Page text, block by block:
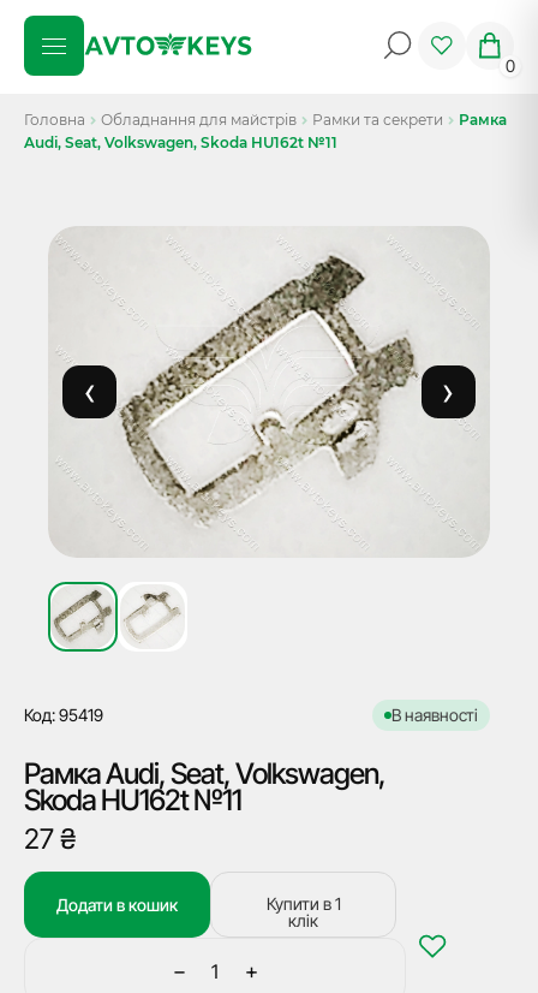
0
Головна Обладнання для майстрів Рамки та секрети
Рамка
Audi, Seat, Volkswagen, Skoda HU162t №11
Код: 95419 В наявності
Рамка Audi, Seat, Volkswagen,
Skoda HU162t №11
27₴
−
Рамка+
Додати в кошик
Купити в 1
клік